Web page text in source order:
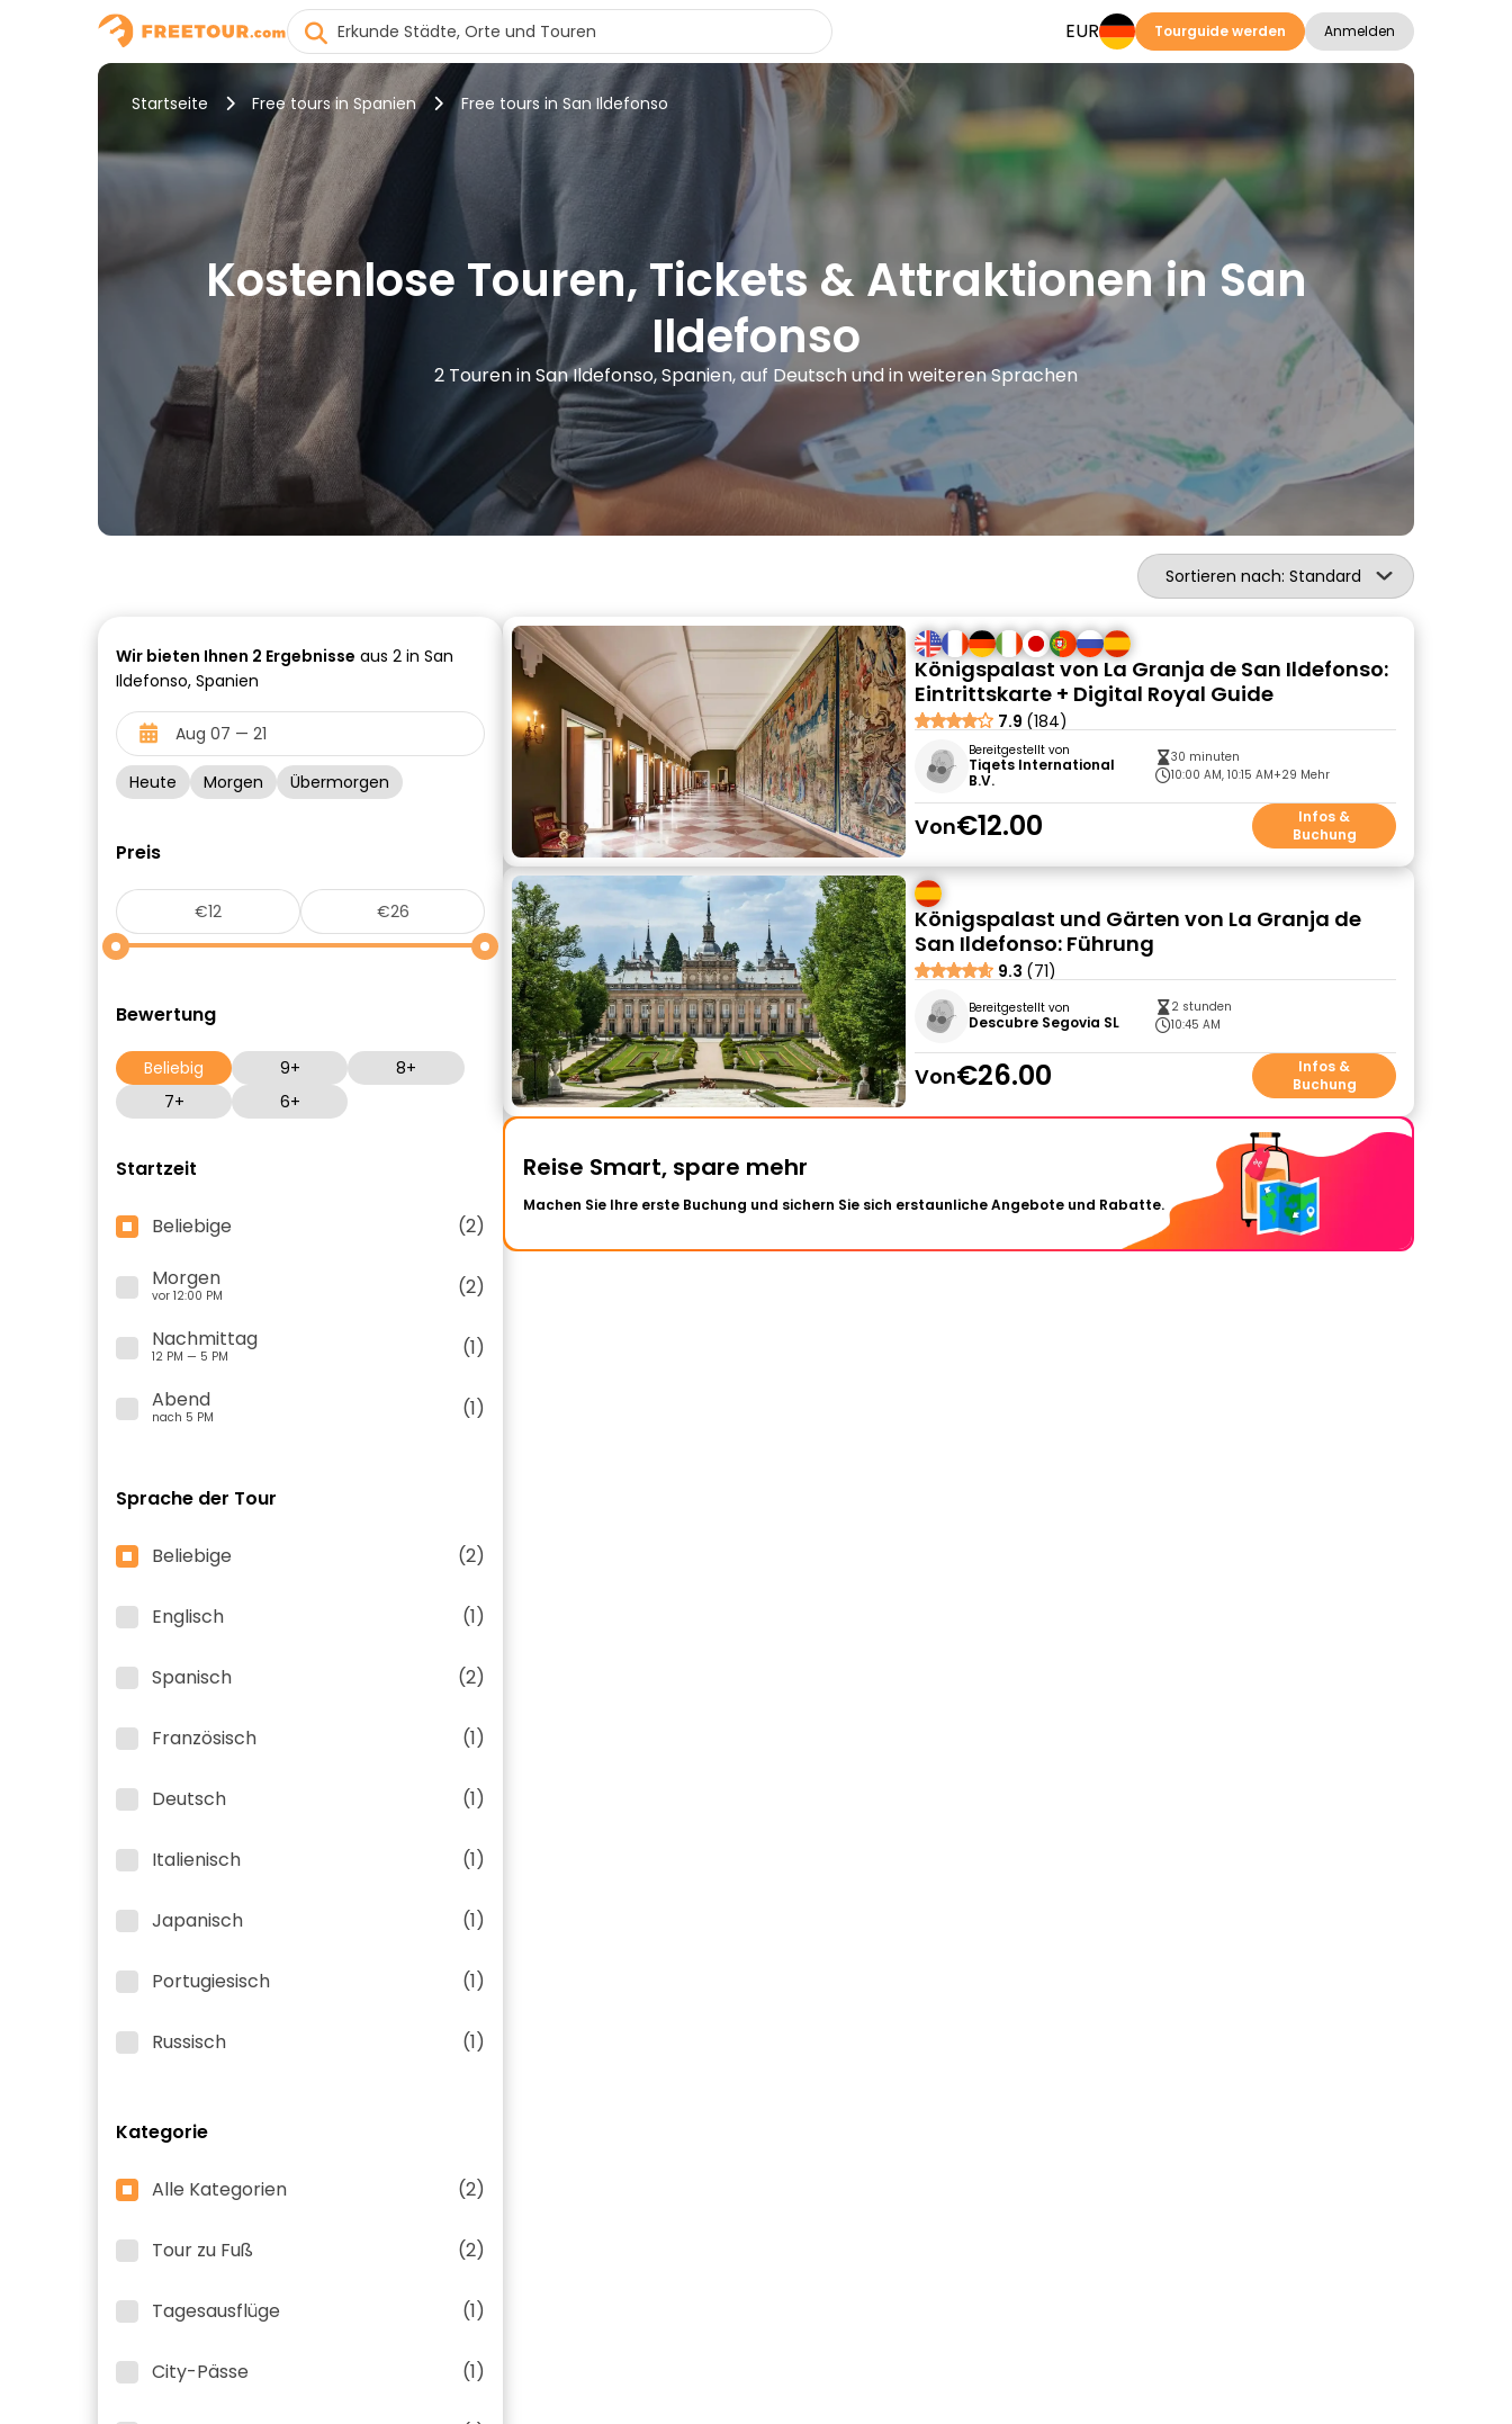
EUR Tourguide werden Anmelden
Startseite Free tours in Spanien Free tours in San Ildefonso
Kostenlose Touren, Tickets & Attraktionen in San
Ildefonso
2 Touren in San Ildefonso, Spanien, auf Deutsch und in weiteren Sprachen
Sortieren nach: Standard
Wir bieten Ihnen 2 Ergebnisse aus 2 in San
Ildefonso, Spanien
Heute Morgen Übermorgen
Preis
Bewertung
Beliebig 9+
8+
7+
6+
Startzeit
Beliebige
(2)
Morgen
vor 12:00 PM
(2)
Nachmittag
12 PM — 5 PM
(1)
Abend
nach 5 PM (1)
Sprache der Tour
Beliebige (2)
Englisch (1)
Spanisch (2)
Französisch (1)
Deutsch (1)
Italienisch (1)
Japanisch (1)
Portugiesisch (1)
Russisch (1)
Kategorie
Alle Kategorien (2)
Tour zu Fuß (2)
Tagesausflüge (1)
City-Pässe (1)
Königspalast von La Granja de San Ildefonso:
Eintrittskarte + Digital Royal Guide
7.9 (184)
Bereitgestellt von
Tiqets International
B.V.
30 minuten
10:00 AM, 10:15 AM+29 Mehr
Von€12.00
Infos &
Buchung
Königspalast und Gärten von La Granja de
San Ildefonso: Führung
9.3 (71)
Bereitgestellt von
Descubre Segovia SL
2 stunden
10:45 AM
Von€26.00
Infos &
Buchung
Reise Smart, spare mehr
Machen Sie Ihre erste Buchung und sichern Sie sich erstaunliche Angebote und Rabatte.